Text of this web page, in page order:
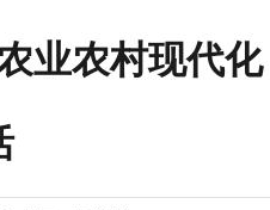
业农村现代